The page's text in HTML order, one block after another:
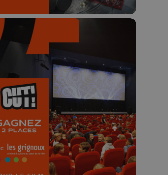
🎬 Concours CUT x
Les Grignoux ✨
Concours permanent - 2 places à
gagner chaque semaine !